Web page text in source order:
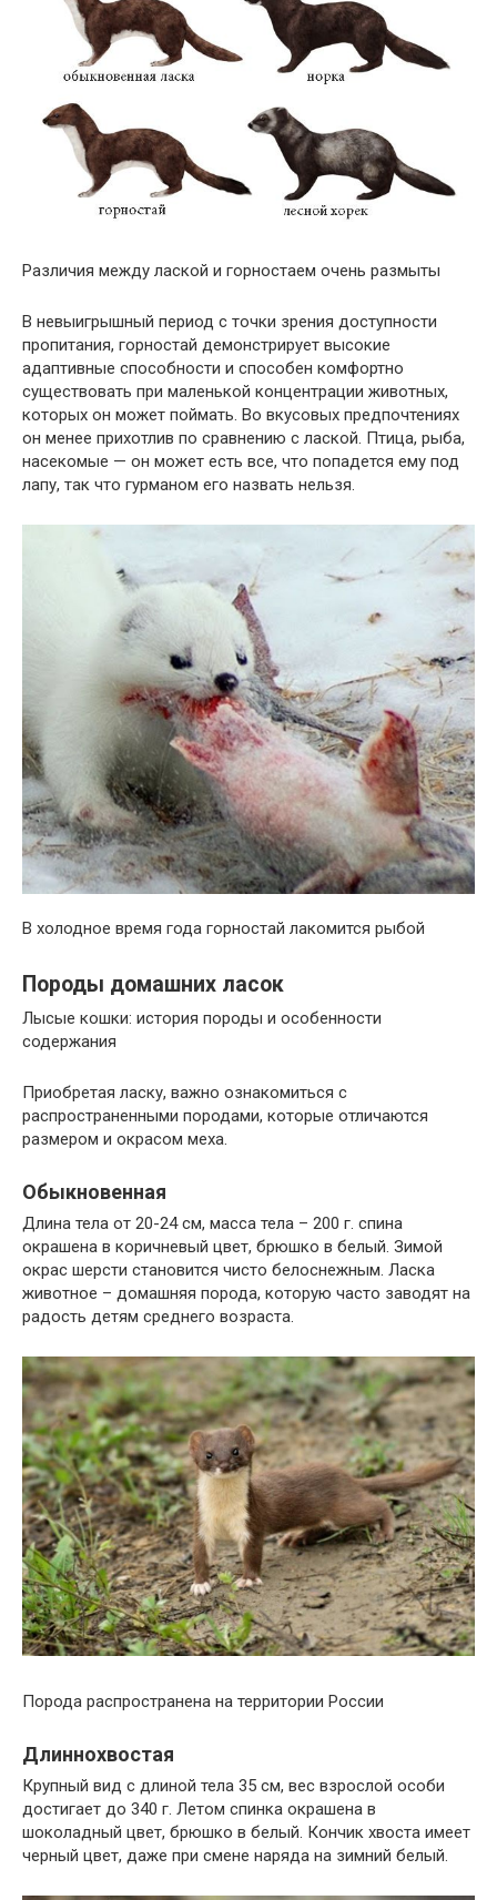
Различия между лаской и горностаем очень размыты
В невыигрышный период с точки зрения доступности
пропитания, горностай демонстрирует высокие
адаптивные способности и способен комфортно
существовать при маленькой концентрации животных,
которых он может поймать. Во вкусовых предпочтениях
он менее прихотлив по сравнению с лаской. Птица, рыба,
насекомые — он может есть все, что попадется ему под
лапу, так что гурманом его назвать нельзя.
В холодное время года горностай лакомится рыбой
Породы домашних ласок
Лысые кошки: история породы и особенности
содержания
Приобретая ласку, важно ознакомиться с
распространенными породами, которые отличаются
размером и окрасом меха.
Обыкновенная
Длина тела от 20-24 см, масса тела – 200 г. спина
окрашена в коричневый цвет, брюшко в белый. Зимой
окрас шерсти становится чисто белоснежным. Ласка
животное – домашняя порода, которую часто заводят на
радость детям среднего возраста.
Порода распространена на территории России
Длиннохвостая
Крупный вид с длиной тела 35 см, вес взрослой особи
достигает до 340 г. Летом спинка окрашена в
шоколадный цвет, брюшко в белый. Кончик хвоста имеет
черный цвет, даже при смене наряда на зимний белый.